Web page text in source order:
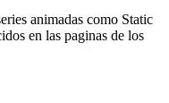
animadas como Static
en las paginas de los